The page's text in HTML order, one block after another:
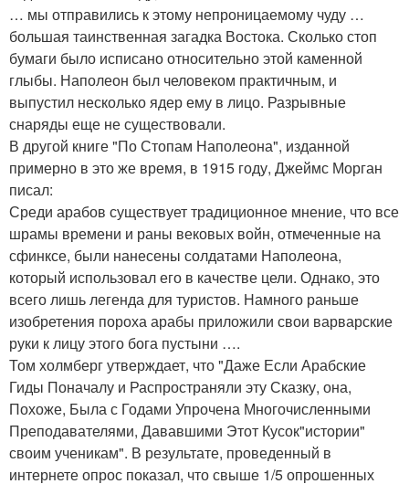
… мы отправились к этому непроницаемому чуду …
большая таинственная загадка Востока. Сколько стоп
бумаги было исписано относительно этой каменной
глыбы. Наполеон был человеком практичным, и
выпустил несколько ядер ему в лицо. Разрывные
снаряды еще не существовали.
В другой книге "По Стопам Наполеона", изданной
примерно в это же время, в 1915 году, Джеймс Морган
писал:
Среди арабов существует традиционное мнение, что все
шрамы времени и раны вековых войн, отмеченные на
сфинксе, были нанесены солдатами Наполеона,
который использовал его в качестве цели. Однако, это
всего лишь легенда для туристов. Намного раньше
изобретения пороха арабы приложили свои варварские
руки к лицу этого бога пустыни ….
Том холмберг утверждает, что "Даже Если Арабские
Гиды Поначалу и Распространяли эту Сказку, она,
Похоже, Была с Годами Упрочена Многочисленными
Преподавателями, Дававшими Этот Кусок"истории"
своим ученикам". В результате, проведенный в
интернете опрос показал, что свыше 1/5 опрошенных